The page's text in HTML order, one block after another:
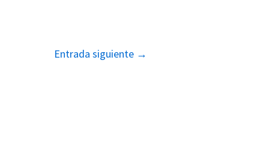
Entrada siguiente →